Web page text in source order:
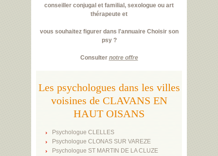
conseiller conjugal et familial, sexologue ou art
thérapeute et
vous souhaitez figurer dans l'annuaire Choisir son
psy ?
Consulter notre offre
Les psychologues dans les villes
voisines de CLAVANS EN
HAUT OISANS
Psychologue CLELLES
Psychologue CLONAS SUR VAREZE
Psychologue ST MARTIN DE LA CLUZE